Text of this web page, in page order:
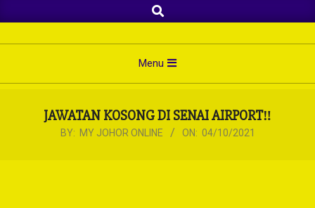
to
content
Search
Menu
JAWATAN KOSONG DI SENAI AIRPORT‼
BY: MY JOHOR ONLINE ON: 04/10/2021